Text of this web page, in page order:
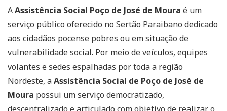
AAssistência Social Poço de José de Moura é um
serviço público oferecido no Sertão Paraibano dedicado
aos cidadãos pocense pobres ou em situação de
vulnerabilidade social. Por meio de veículos, equipes
volantes e sedes espalhadas por toda a região
Nordeste, aAssistência Social de Poço de José de
Moura possui um serviço democratizado,